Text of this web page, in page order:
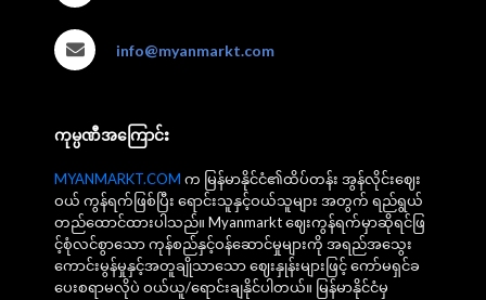
info@myanmarkt.com
ကုမ္ပဏီအကြောင်း
MYANMARKT.COM က မြန်မာနိုင်ငံ၏ထိပ်တန်း အွန်လိုင်းဈေး
ဝယ် ကွန်ရက်ဖြစ်ပြီး ရောင်းသူနှင့်ဝယ်သူများ အတွက် ရည်ရွယ်
တည်ထောင်ထားပါသည်။ Myanmarkt ဈေးကွန်ရက်မှာဆိုရင်ဖြ
င့်စုံလင်စွာသော ကုန်စည်နှင့်ဝန်ဆောင်မှုများကို အရည်အသွေး
ကောင်းမွန်မှုနှင့်အတူချိုသာသော ဈေးနှုန်းများဖြင့် ကော်မရှင်ခ
ပေးစရာမလိုပဲ ဝယ်ယူ/ရောင်းချနိုင်ပါတယ်။ မြန်မာနိုင်ငံမှ